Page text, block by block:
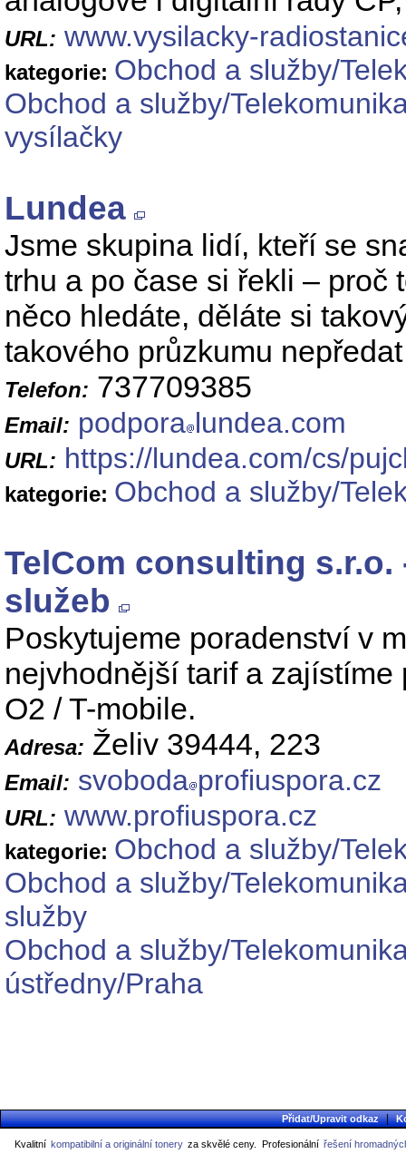
URL: www.vysilacky-
kategorie: Obchod a služby/
Obchod a služby/
vysílačky
Lundea
Jsme skupina lidí, kteří se
trhu a po čase si řekli – proč
něco hledáte, děláte si
takového průzkumu
Telefon: 737709385
Email: podpora lundea.com
URL: https://lundea.com/cs/
kategorie: Obchod a služby/
TelCom consulting
služeb
Poskytujeme poradenství v
nejvhodnější tarif a zajístíme
O2 / T-mobile.
Adresa: Želiv 39444, 223
Email: svoboda profiuspora.cz
URL: www.profiuspora.cz
kategorie: Obchod a služby/
Obchod a služby/
služby
Obchod a služby/
ústředny/Praha
Přidat/Upravit odkaz |
Kvalitní kompatibilní a originální tonery za skvělé ceny. Profesionální řešení